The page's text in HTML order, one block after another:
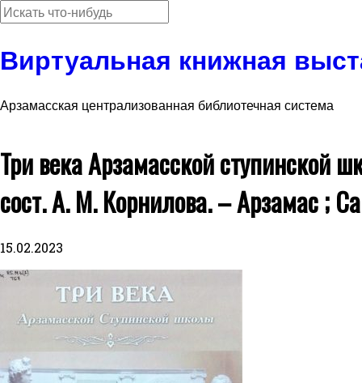
Виртуальная книжная
Арзамасская централизованная библиотечная система
Три века Арзамасской
сост. А. М. Корнилова. – Арзамас ;
15.02.2023